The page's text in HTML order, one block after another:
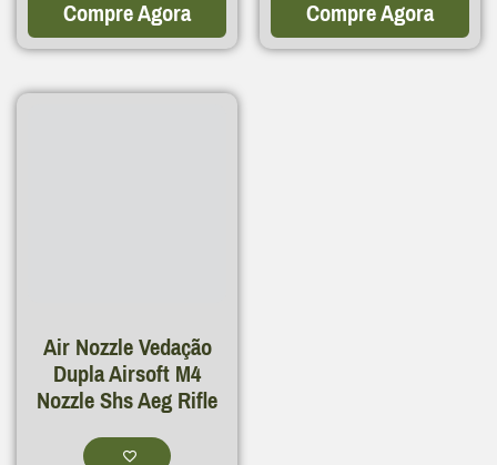
Compre Agora
Compre Agora
Air Nozzle Vedação
Dupla Airsoft M4
Nozzle Shs Aeg Rifle